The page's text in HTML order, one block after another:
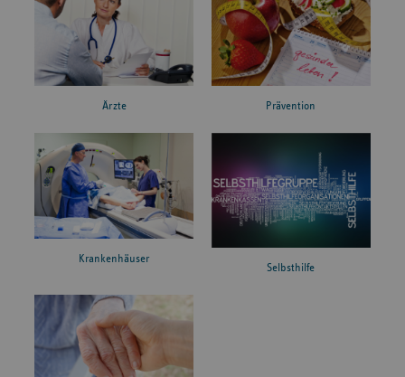
Ärzte Prävention
Krankenhäuser
Selbsthilfe